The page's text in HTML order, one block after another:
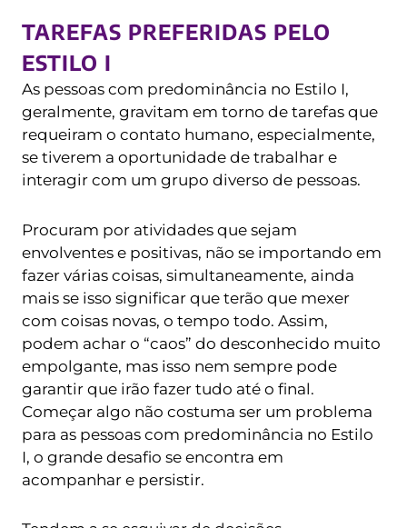
TAREFAS PREFERIDAS PELO
ESTILO I
As pessoas com predominância no Estilo I,
geralmente, gravitam em torno de tarefas que
requeiram o contato humano, especialmente,
se tiverem a oportunidade de trabalhar e
interagir com um grupo diverso de pessoas.
Procuram por atividades que sejam
envolventes e positivas, não se importando em
fazer várias coisas, simultaneamente, ainda
mais se isso significar que terão que mexer
com coisas novas, o tempo todo. Assim,
podem achar o “caos” do desconhecido muito
empolgante, mas isso nem sempre pode
garantir que irão fazer tudo até o final.
Começar algo não costuma ser um problema
para as pessoas com predominância no Estilo
I, o grande desafio se encontra em
acompanhar e persistir.